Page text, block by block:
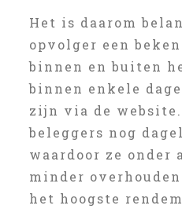
Het is daarom
opvolger een
binnen en buiten
binnen enkele
zijn via de
beleggers nog
waardoor ze onder
minder
het hoogste